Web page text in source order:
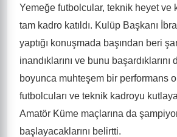
Yemeğe futbolcular, teknik heyet ve
tam kadro katıldı. Kulüp Başkanı
yaptığı konuşmada başından beri
inandıklarını ve bunu
boyunca muhteşem bir performans
futbolcuları ve teknik kadroyu
Amatör Küme maçlarına da
başlayacaklarını belirtti.